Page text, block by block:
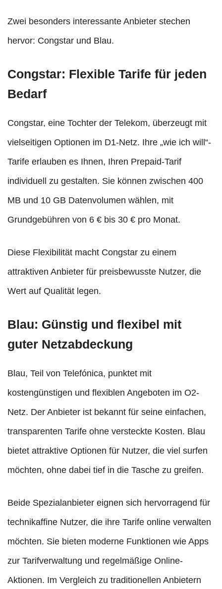
Zwei besonders interessante Anbieter stechen
hervor: Congstar und Blau.
Congstar: Flexible Tarife für jeden
Bedarf
Congstar, eine Tochter der Telekom, überzeugt mit
vielseitigen Optionen im D1-Netz. Ihre „wie ich will“-
Tarife erlauben es Ihnen, Ihren Prepaid-Tarif
individuell zu gestalten. Sie können zwischen 400
MB und 10 GB Datenvolumen wählen, mit
Grundgebühren von 6 € bis 30 € pro Monat.
Diese Flexibilität macht Congstar zu einem
attraktiven Anbieter für preisbewusste Nutzer, die
Wert auf Qualität legen.
Blau: Günstig und flexibel mit
guter Netzabdeckung
Blau, Teil von Telefónica, punktet mit
kostengünstigen und flexiblen Angeboten im O2-
Netz. Der Anbieter ist bekannt für seine einfachen,
transparenten Tarife ohne versteckte Kosten. Blau
bietet attraktive Optionen für Nutzer, die viel surfen
möchten, ohne dabei tief in die Tasche zu greifen.
Beide Spezialanbieter eignen sich hervorragend für
technikaffine Nutzer, die ihre Tarife online verwalten
möchten. Sie bieten moderne Funktionen wie Apps
zur Tarifverwaltung und regelmäßige Online-
Aktionen. Im Vergleich zu traditionellen Anbietern